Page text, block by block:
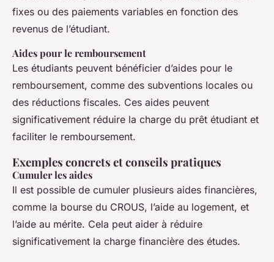
fixes ou des paiements variables en fonction des
revenus de l’étudiant.
Aides pour le remboursement
Les étudiants peuvent bénéficier d’aides pour le
remboursement, comme des subventions locales ou
des réductions fiscales. Ces aides peuvent
significativement réduire la charge du prêt étudiant et
faciliter le remboursement.
Exemples concrets et conseils pratiques
Cumuler les aides
Il est possible de cumuler plusieurs aides financières,
comme la bourse du CROUS, l’aide au logement, et
l’aide au mérite. Cela peut aider à réduire
significativement la charge financière des études.